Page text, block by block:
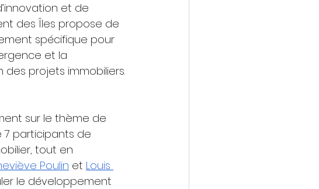
et de
des Îles propose de
spécifique pour
et la
des projets immobiliers.
sur le thème de
7 participants de
tout en
Poulin et Louis
le développement